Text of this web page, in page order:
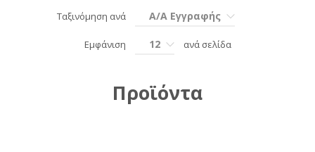
Ταξινόμηση ανά Α/Α Εγγραφής
Εμφάνιση 12 ανά σελίδα
Προϊόντα